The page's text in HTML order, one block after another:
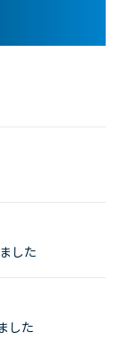
した
した